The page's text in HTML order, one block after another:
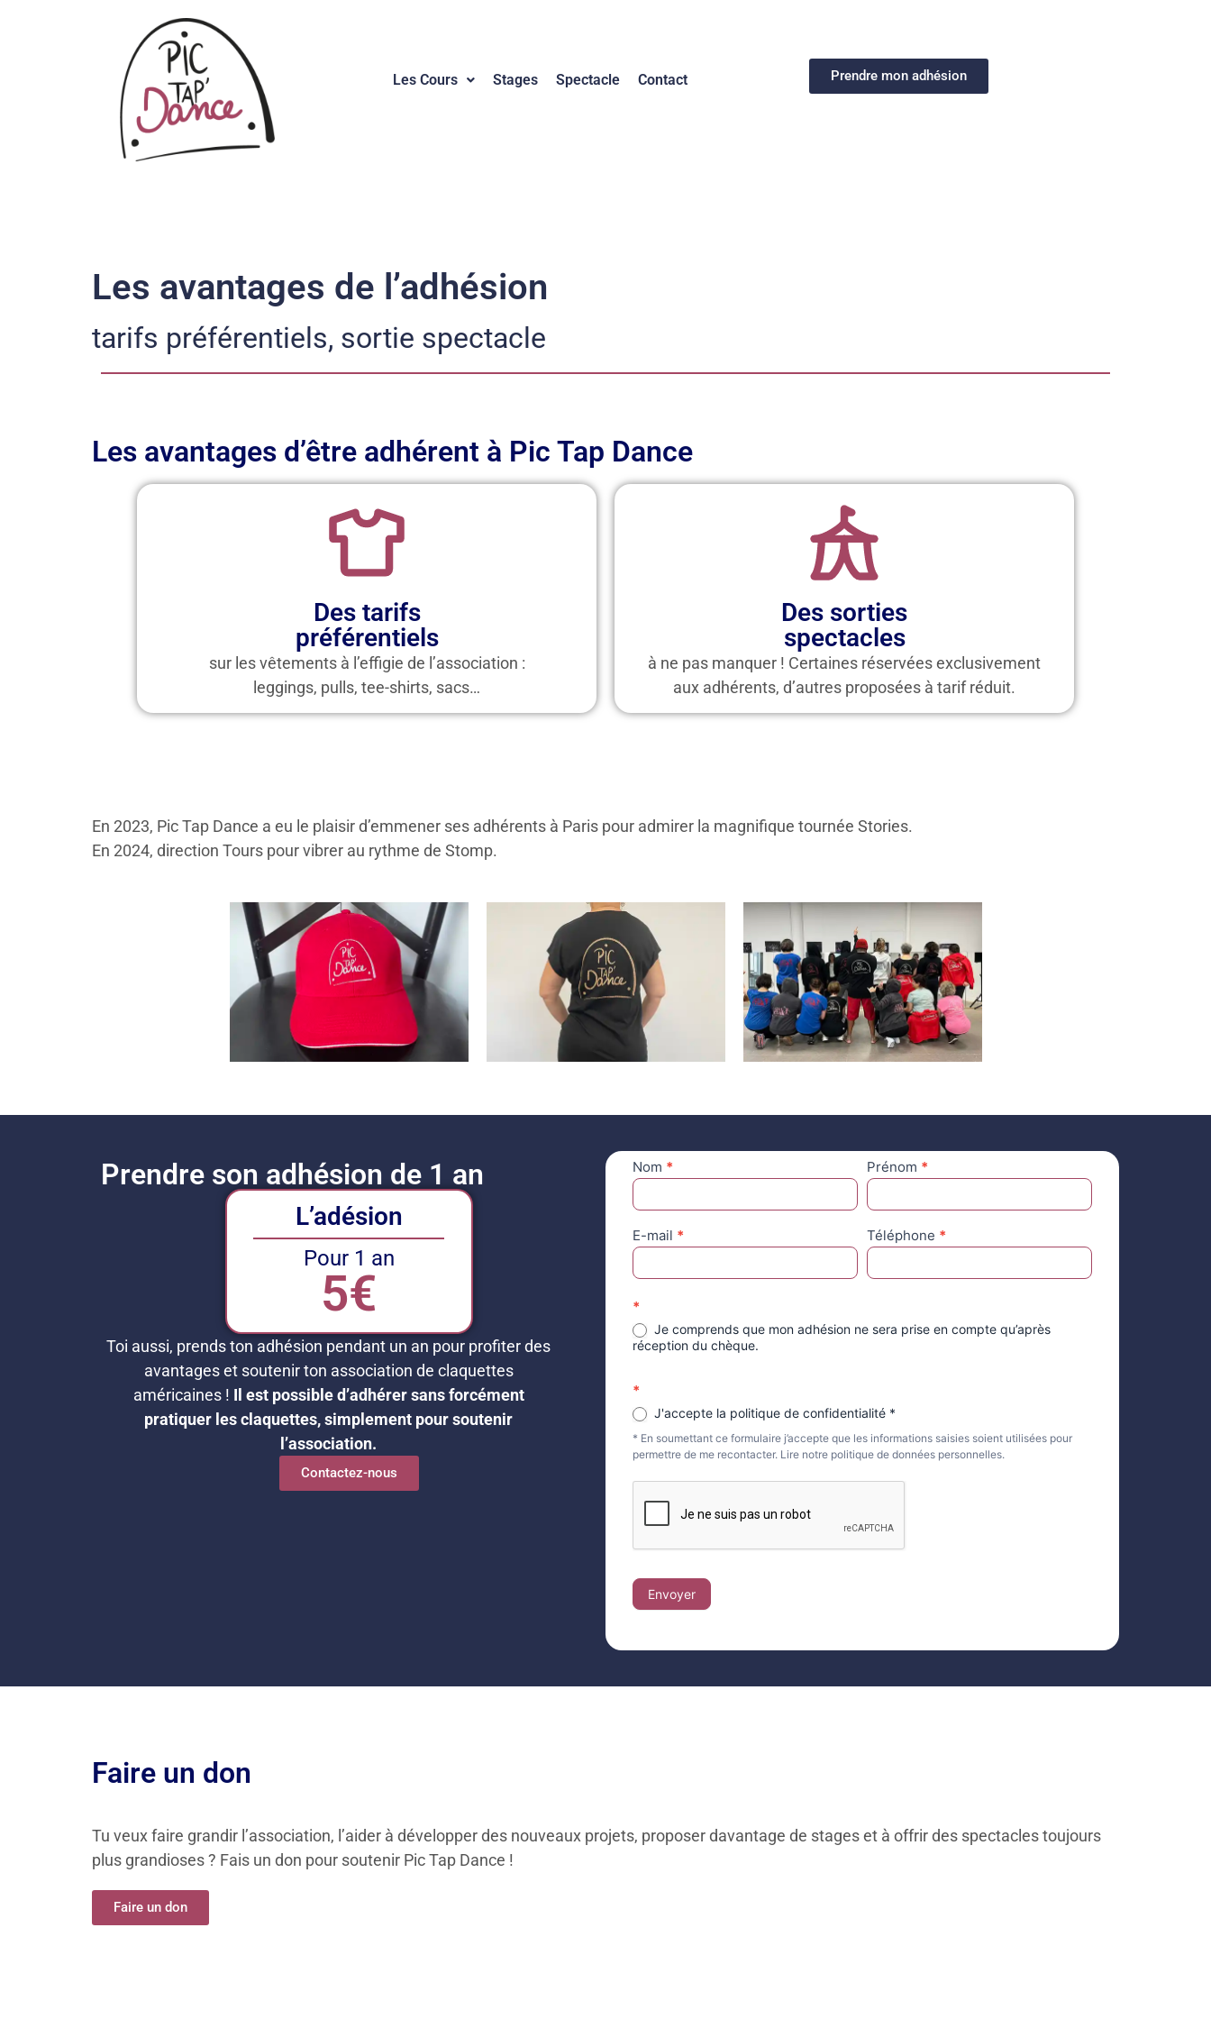
Les Cours Stages Spectacle Contact Prendre mon adhésion
Les avantages de l’adhésion
tarifs préférentiels, sortie spectacle
Les avantages d’être adhérent à Pic Tap Dance
Des tarifs
préférentiels
sur les vêtements à l’effigie de l’association :
leggings, pulls, tee-shirts, sacs…
Des sorties
spectacles
à ne pas manquer ! Certaines réservées exclusivement
aux adhérents, d’autres proposées à tarif réduit.
En 2023, Pic Tap Dance a eu le plaisir d’emmener ses adhérents à Paris pour admirer la magnifique tournée Stories.
En 2024, direction Tours pour vibrer au rythme de Stomp.
Prendre son adhésion de 1 an
L’adésion
Pour 1 an
5€
Toi aussi, prends ton adhésion pendant un an pour profiter des
avantages et soutenir ton association de claquettes
américaines ! Il est possible d’adhérer sans forcément
pratiquer les claquettes, simplement pour soutenir
l’association.
Contactez-nous
adhésion
Nom * Prénom *
E-mail * Téléphone *
*
Je comprends que mon adhésion ne sera prise en compte qu’après
réception du chèque.
*
J'accepte la politique de confidentialité *
* En soumettant ce formulaire j’accepte que les informations saisies soient utilisées pour
permettre de me recontacter. Lire notre politique de données personnelles.
Envoyer
Faire un don
Tu veux faire grandir l’association, l’aider à développer des nouveaux projets, proposer davantage de stages et à offrir des spectacles toujours
plus grandioses ? Fais un don pour soutenir Pic Tap Dance !
Faire un don